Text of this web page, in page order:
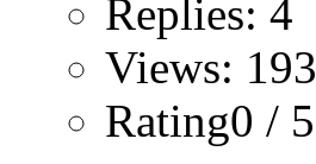
Replies: 4
Views: 193
Rating0 / 5